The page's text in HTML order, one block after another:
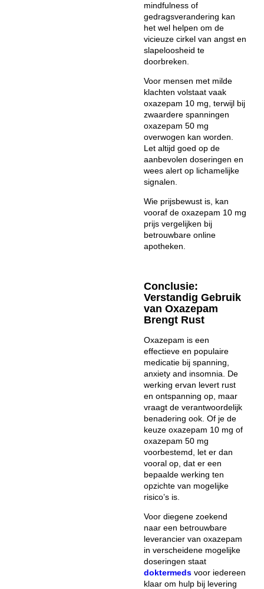
mindfulness of
gedragsverandering kan
het wel helpen om de
vicieuze cirkel van angst en
slapeloosheid te
doorbreken.
Voor mensen met milde
klachten volstaat vaak
oxazepam 10 mg , terwijl bij
zwaardere spanningen
oxazepam 50 mg
overwogen kan worden.
Let altijd goed op de
aanbevolen doseringen en
wees alert op lichamelijke
signalen.
Wie prijsbewust is, kan
vooraf de oxazepam 10 mg
prijs vergelijken bij
betrouwbare online
apotheken.
Conclusie:
Verstandig Gebruik
van Oxazepam
Brengt Rust
Oxazepam is een
effectieve en populaire
medicatie bij spanning,
anxiety and insomnia. De
werking ervan levert rust
en ontspanning op, maar
vraagt de verantwoordelijk
benadering ook. Of je de
keuze oxazepam 10 mg of
oxazepam 50 mg
voorbestemd, let er dan
vooral op, dat er een
bepaalde werking ten
opzichte van mogelijke
risico’s is.
Voor diegene zoekend
naar een betrouwbare
leverancier van oxazepam
in verscheidene mogelijke
doseringen staat
doktermeds voor iedereen
klaar om hulp bij levering